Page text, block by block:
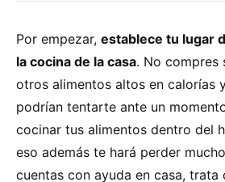
Por empezar, establece tu lugar
la cocina de la casa. No compres
otros alimentos altos en calorías
podrían tentarte ante un
cocinar tus alimentos dentro del
eso además te hará perder
cuentas con ayuda en casa, trata